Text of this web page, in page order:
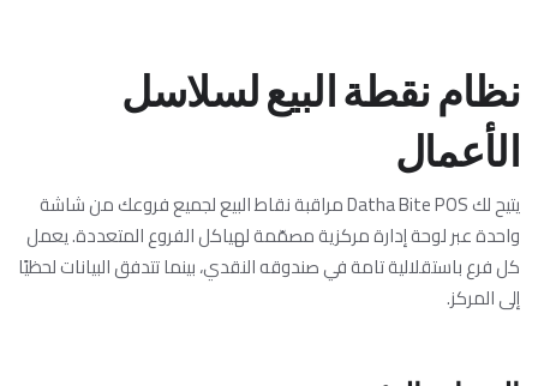
نظام نقطة البيع لسلاسل
الأعمال
يتيح لك Datha Bite POS مراقبة نقاط البيع لجميع فروعك من شاشة
واحدة عبر لوحة إدارة مركزية مصمّمة لهياكل الفروع المتعددة. يعمل
كل فرع باستقلالية تامة في صندوقه النقدي، بينما تتدفق البيانات لحظيًا
إلى المركز.